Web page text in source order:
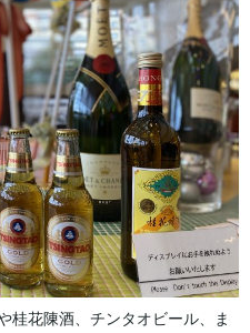
桂花陳酒、チンタオビール、ま